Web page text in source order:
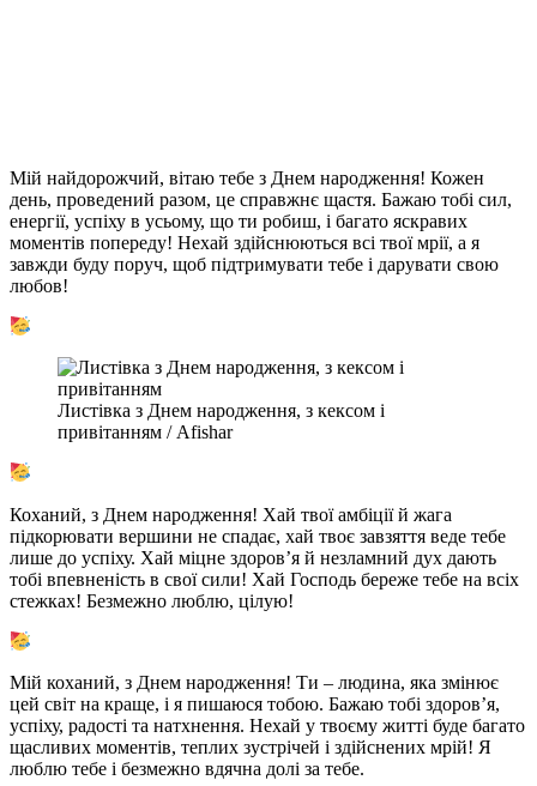
Мій найдорожчий, вітаю тебе з Днем народження! Кожен
день, проведений разом, це справжнє щастя. Бажаю тобі сил,
енергії, успіху в усьому, що ти робиш, і багато яскравих
моментів попереду! Нехай здійснюються всі твої мрії, а я
завжди буду поруч, щоб підтримувати тебе і дарувати свою
любов!
Листівка з Днем народження, з кексом і
привітанням / Afishar
Коханий, з Днем народження! Хай твої амбіції й жага
підкорювати вершини не спадає, хай твоє завзяття веде тебе
лише до успіху. Хай міцне здоров’я й незламний дух дають
тобі впевненість в свої сили! Хай Господь береже тебе на всіх
стежках! Безмежно люблю, цілую!
Мій коханий, з Днем народження! Ти – людина, яка змінює
цей світ на краще, і я пишаюся тобою. Бажаю тобі здоров’я,
успіху, радості та натхнення. Нехай у твоєму житті буде багато
щасливих моментів, теплих зустрічей і здійснених мрій! Я
люблю тебе і безмежно вдячна долі за тебе.